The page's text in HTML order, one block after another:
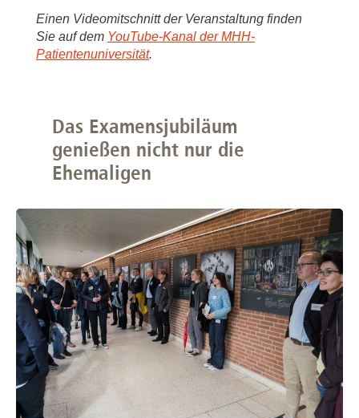
Einen Videomitschnitt der Veranstaltung finden
Sie auf dem YouTube-Kanal der MHH-
Patientenuniversität.
Das Examensjubiläum
genießen nicht nur die
Ehemaligen